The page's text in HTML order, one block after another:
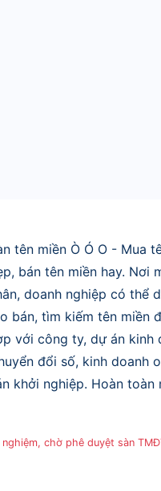
tên miền Ò Ó O - Mua
bán tên miền hay. Nơi
doanh nghiệp có thể
bán, tìm kiếm tên miền
với công ty, dự án kinh
đổi số, kinh doanh
khởi nghiệp. Hoàn toàn
chờ phê duyệt sàn